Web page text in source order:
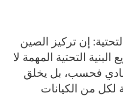
إن تركيز الصين
التحتية المهمة لا
فحسب، بل يخلق
لكل من الكيانات